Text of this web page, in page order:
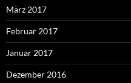
März 2017
Februar 2017
Januar 2017
Dezember 2016